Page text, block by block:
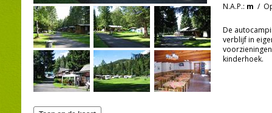
N.A.P.: m /
De
verblijf in
kinderhoek.